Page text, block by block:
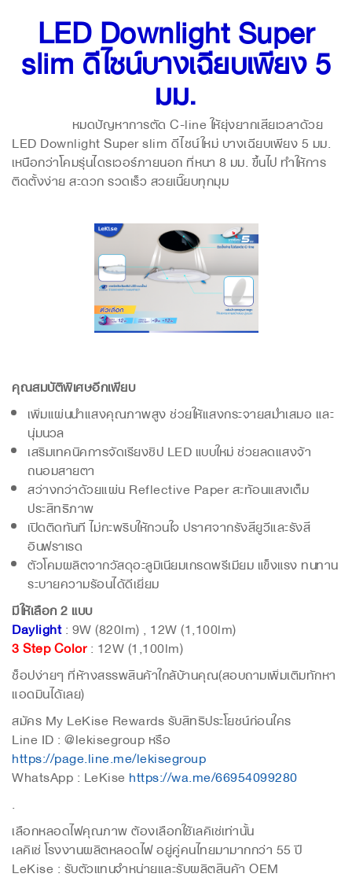
LED Downlight Super
slim ดีไซน์บางเฉียบเพียง 5
มม.
หมดปัญหาการตัด C-line ให้ยุ่งยากเสียเวลาด้วย
LED Downlight Super slim ดีไซน์ใหม่ บางเฉียบเพียง 5 มม.
เหนือกว่าโคมรุ่นไดรเวอร์ภายนอก ที่หนา 8 มม. ขึ้นไป ทำให้การ
ติดตั้งง่าย สะดวก รวดเร็ว สวยเนี๊ยบทุกมุม
คุณสมบัติพิเศษอีกเพียบ
เพิ่มแผ่นนำแสงคุณภาพสูง ช่วยให้แสงกระจายสม่ำเสมอ และ
นุ่มนวล
เสริมเทคนิคการจัดเรียงชิป LED แบบใหม่ ช่วยลดแสงจ้า
ถนอมสายตา
สว่างกว่าด้วยแผ่น Reflective Paper สะท้อนแสงเต็ม
ประสิทธิภาพ
เปิดติดทันที ไม่กะพริบให้กวนใจ ปราศจากรังสียูวีและรังสี
อินฟราเรด
ตัวโคมผลิตจากวัสดุอะลูมิเนียมเกรดพรีเมียม แข็งแรง ทนทาน
ระบายความร้อนได้ดีเยี่ยม
มีให้เลือก 2 แบบ
Daylight: 9W (820lm) , 12W (1,100lm)
3 Step Color: 12W (1,100lm)
ช็อปง่ายๆ ที่ห้างสรรพสินค้าใกล้บ้านคุณ(สอบถามเพิ่มเติมทักหา
แอดมินได้เลย)
สมัคร My LeKise Rewards รับสิทธิประโยชน์ก่อนใคร
Line ID : @lekisegroup หรือ
https://page.line.me/lekisegroup
WhatsApp : LeKisehttps://wa.me/66954099280
.
เลือกหลอดไฟคุณภาพ ต้องเลือกใช้เลคิเซ่เท่านั้น
เลคิเซ่ โรงงานผลิตหลอดไฟ อยู่คู่คนไทยมามากกว่า 55 ปี
LeKise : รับตัวแทนจำหน่ายและรับผลิตสินค้า OEM